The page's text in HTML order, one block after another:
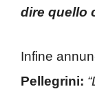
dire quello
Infine
Pellegrini: